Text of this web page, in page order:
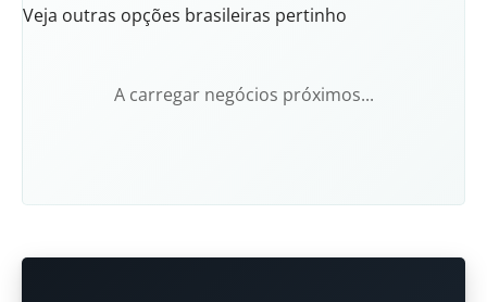
Veja outras opções brasileiras pertinho
A carregar negócios próximos...